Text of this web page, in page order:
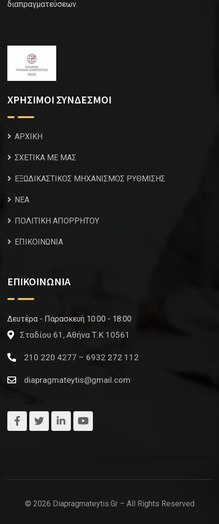
διαπραγματεύσεων.
ΧΡΗΣΙΜΟΙ ΣΥΝΔΕΣΜΟΙ
ΑΡΧΙΚΗ
ΣΧΕΤΙΚΑ ΜΕ ΜΑΣ
ΕΞΩΔΙΚΑΣΤΙΚΟΣ ΜΗΧΑΝΙΣΜΟΣ ΡΥΘΜΙΣΗΣ
NEA
ΠΟΛΙΤΙΚΗ ΑΠΟΡΡΗΤΟΥ
ΕΠΙΚΟΙΝΩΝΙΑ
ΕΠΙΚΟΙΝΩΝΙΑ
Δευτέρα - Παρασκευή 10:00 - 18:00
Σταδίου 61, Αθήνα Τ.Κ 10561
210 220 4277 – 6932 272 112
diapragmateytis@gmail.com
© 2026 Diapragmateytis.gr – All Rights Reserved